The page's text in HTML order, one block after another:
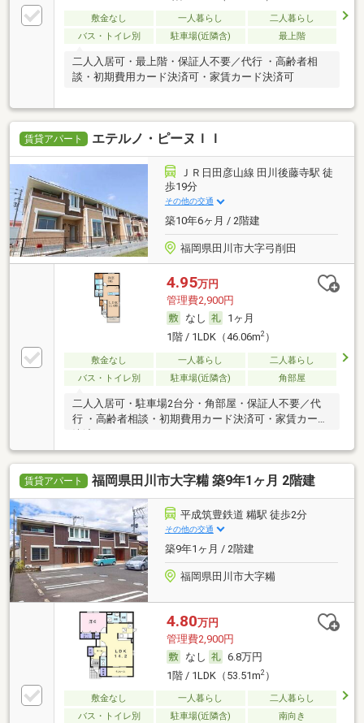
敷金なし 一人暮らし
二人暮らし
バス・トイレ別
駐車場(近隣含) 最上階
二人入居可・最上階・保証人不要／代行 ・高齢者相
談・初期費用カード決済可・家賃カード決済可
賃貸アパート エテルノ・ピーヌＩＩ
ＪＲ日田彦山線 田川後藤寺駅 徒
歩19分
その他の交通
築10年6ヶ月 / 2階建
福岡県田川市大字弓削田
4.95万円
管理費2,900円
なし
1ヶ月
1階 / 1LDK（46.06m2）
敷金なし 一人暮らし
二人暮らし
バス・トイレ別
駐車場(近隣含) 角部屋
二人入居可・駐車場2台分・角部屋・保証人不要／代
行 ・高齢者相談・初期費用カード決済可・家賃カード
決済可
賃貸アパート 福岡県田川市大字糒 築9年1ヶ月 2階建
平成筑豊鉄道 糒駅 徒歩2分
その他の交通
築9年1ヶ月 / 2階建
福岡県田川市大字糒
4.80万円
管理費2,900円
なし
6.8万円
1階 / 1LDK（53.51m2）
敷金なし 一人暮らし
二人暮らし
バス・トイレ別
駐車場(近隣含) 南向き